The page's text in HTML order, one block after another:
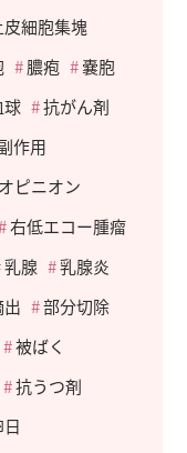
細胞集塊
膿疱
嚢胞
球
抗がん剤
作用
ピニオン
右低エコー腫瘤
乳腺
乳腺炎
部分切除
被ばく
抗うつ剤